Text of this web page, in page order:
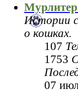
Истории
о кошках.
107
1753
07